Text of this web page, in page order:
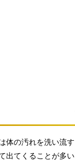
体の汚れを洗い流
出てくることが多